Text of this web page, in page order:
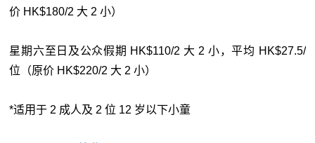
价 HK$180/2 大 2 小）
星期六至日及公众假期 HK$110/2 大 2 小，平均 HK$27.5/
位（原价 HK$220/2 大 2 小）
*适用于 2 成人及 2 位 12 岁以下小童